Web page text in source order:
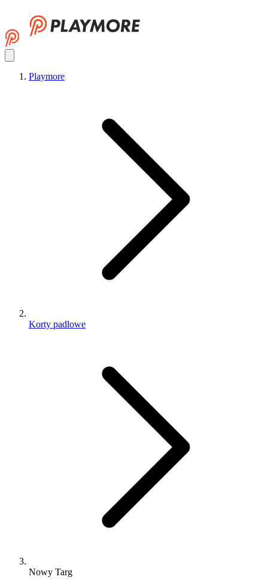
Playmore
Korty padlowe
Nowy Targ